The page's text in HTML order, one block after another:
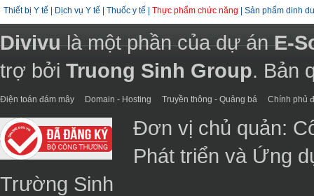
Thiết bị Y tế Dịch vụ Y tế Thuốc y tế Thực phẩm chức năng Sản phẩm dinh
Divivulà một phần của dự ánE-
trợ bởi Truong Sinh Group. Bản
Điện toán đám mây Domain - Hosting Truyền thông - Quảng bá Chính phủ
Đơn vị chủ quản:
Phát triển và Ứng
Trường Sinh